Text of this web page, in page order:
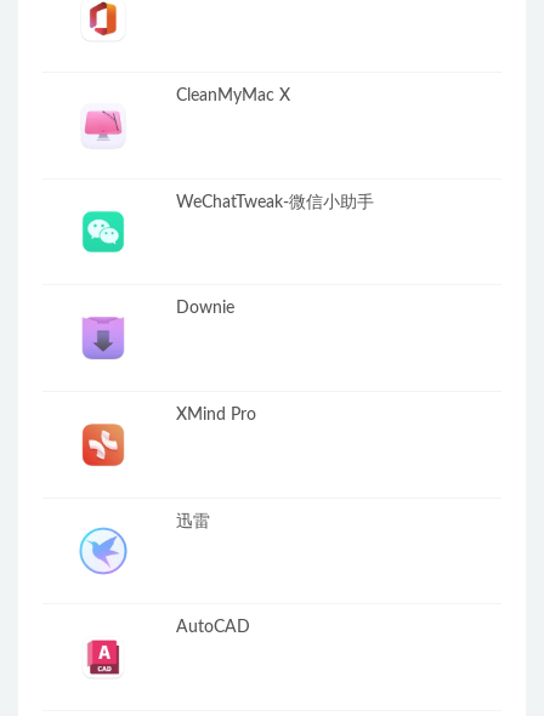
CleanMyMac X
WeChatTweak-微信小助手
Downie
XMind Pro
迅雷
AutoCAD